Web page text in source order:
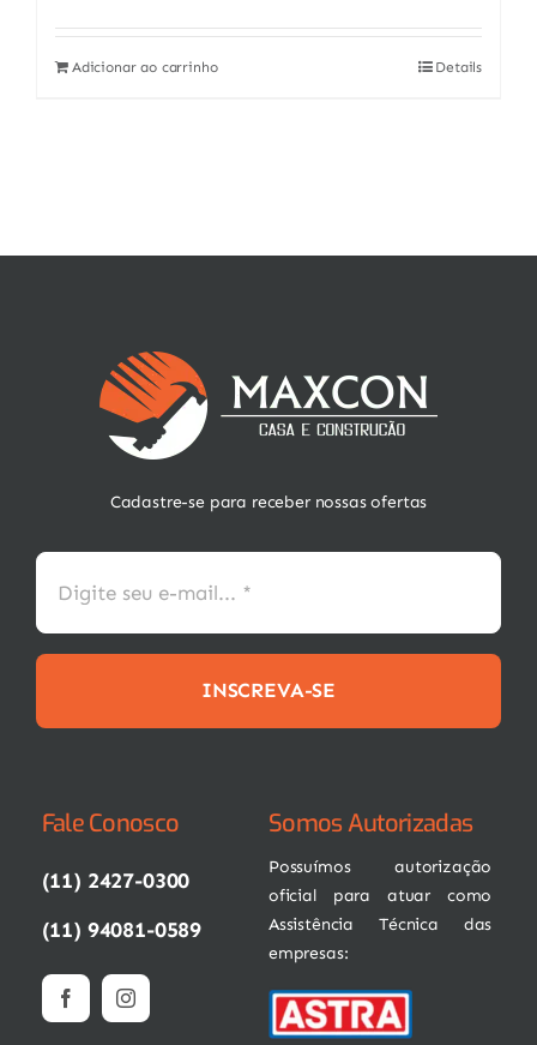
Adicionar ao carrinho Details
Cadastre-se para receber nossas ofertas
INSCREVA-SE
Fale Conosco
(11) 2427-0300
(11) 94081-0589
Somos Autorizadas
Possuímos autorização
oficial para atuar como
Assistência Técnica das
empresas: